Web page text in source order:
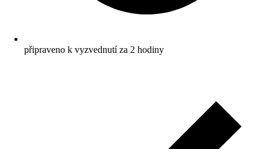
připraveno k vyzvednutí za 2 hodiny